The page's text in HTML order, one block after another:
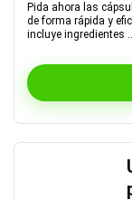
Pida ahora las
de forma rápida y
incluye ingredientes